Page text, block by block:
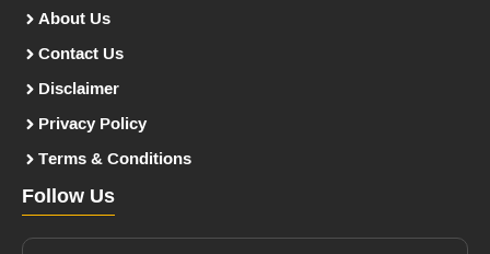
About Us
Contact Us
Disclaimer
Privacy Policy
Terms & Conditions
Follow Us